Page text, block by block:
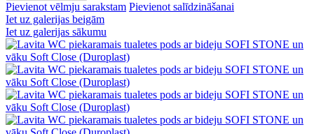
Pievienot vēlmju sarakstam Pievienot salīdzināšanai
Iet uz galerijas beigām
Iet uz galerijas sākumu